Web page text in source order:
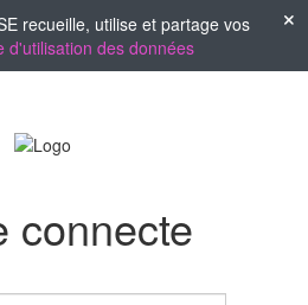
recueille, utilise et partage vos
d'utilisation des données
connecte